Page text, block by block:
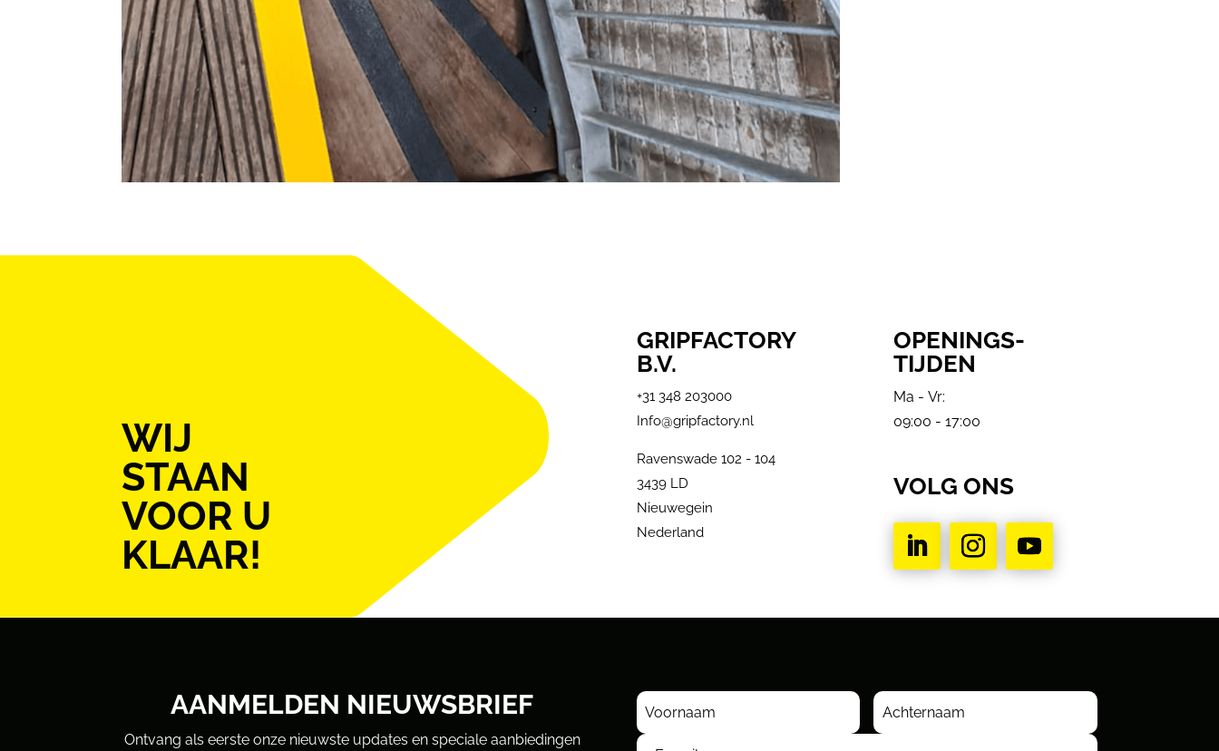
WIJ
STAAN
VOOR U
KLAAR!
GRIPFACTORY
B.V.
+31 348 203000
Info@gripfactory.nl
Ravenswade 102 - 104
3439 LD
Nieuwegein
Nederland
OPENINGS-
TIJDEN
Ma - Vr:
09:00 - 17:00
VOLG ONS
AANMELDEN NIEUWSBRIEF
Ontvang als eerste onze nieuwste updates en speciale aanbiedingen